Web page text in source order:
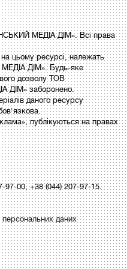
МЕДІА ДІМ». Всі права
на цьому ресурсі, належать
ДІМ». Будь-яке
дозволу ТОВ
ДІМ» заборонено.
даного ресурсу
публікуються на правах
97-00, +38 (044) 207-97-15.
персональних даних